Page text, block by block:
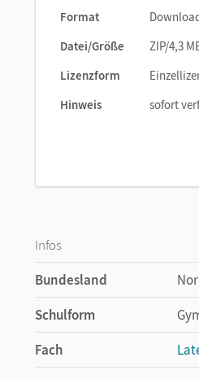
Format
Datei/Größe
ZIP/4,3
Lizenzform
Hinweis
sofort
Infos
Bundesland
Schulform
Fach